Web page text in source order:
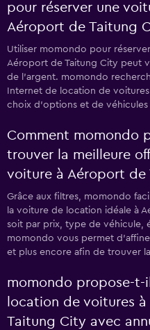
pour réserver une
Aéroport de Taitung
Utiliser momondo pour
Aéroport de Taitung City peut
de l'argent. momondo
Internet de location de
choix d'options et de véhicules
Comment momondo
trouver la meilleure
voiture à Aéroport de
Grâce aux filtres, momondo
la voiture de location idéale à
soit par prix, type de véhicule,
momondo vous permet
et plus encore afin de trouver
momondo propose-t-
location de voitures
Taitung City avec